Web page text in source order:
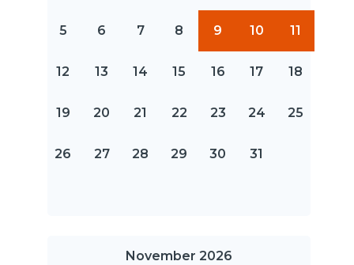
5 6 7 8 9 10 11
12 13 14 15 16 17 18
19 20 21 22 23 24 25
26 27 28 29 30 31
November 2026